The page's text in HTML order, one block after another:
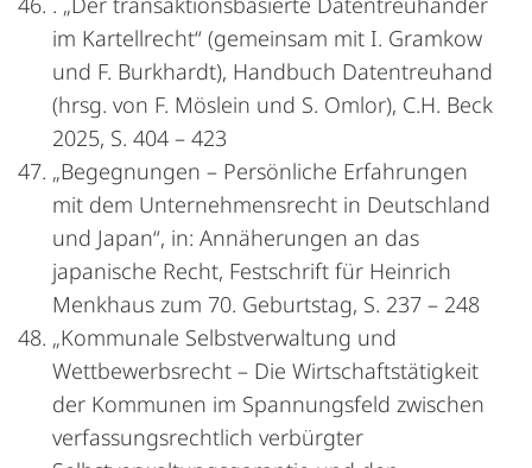
im Kartellrecht“ (gemeinsam mit I. Gramkow
und F. Burkhardt), Handbuch Datentreuhand
(hrsg. von F. Möslein und S. Omlor), C.H. Beck
2025, S. 404 – 423
„Begegnungen – Persönliche Erfahrungen
mit dem Unternehmensrecht in Deutschland
und Japan“, in: Annäherungen an das
japanische Recht, Festschrift für Heinrich
Menkhaus zum 70. Geburtstag, S. 237 – 248
„Kommunale Selbstverwaltung und
Wettbewerbsrecht – Die Wirtschaftstätigkeit
der Kommunen im Spannungsfeld zwischen
verfassungsrechtlich verbürgter